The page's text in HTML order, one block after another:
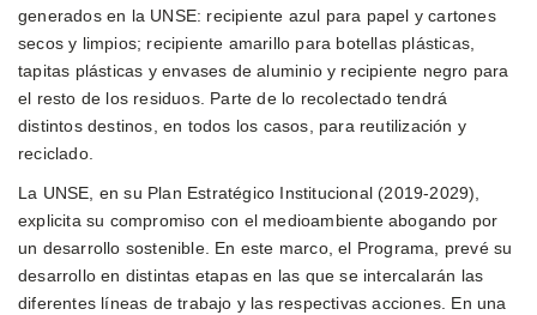
generados en la UNSE: recipiente azul para papel y cartones
secos y limpios; recipiente amarillo para botellas plásticas,
tapitas plásticas y envases de aluminio y recipiente negro para
el resto de los residuos. Parte de lo recolectado tendrá
distintos destinos, en todos los casos, para reutilización y
reciclado.
La UNSE, en su Plan Estratégico Institucional (2019-2029),
explicita su compromiso con el medioambiente abogando por
un desarrollo sostenible. En este marco, el Programa, prevé su
desarrollo en distintas etapas en las que se intercalarán las
diferentes líneas de trabajo y las respectivas acciones. En una